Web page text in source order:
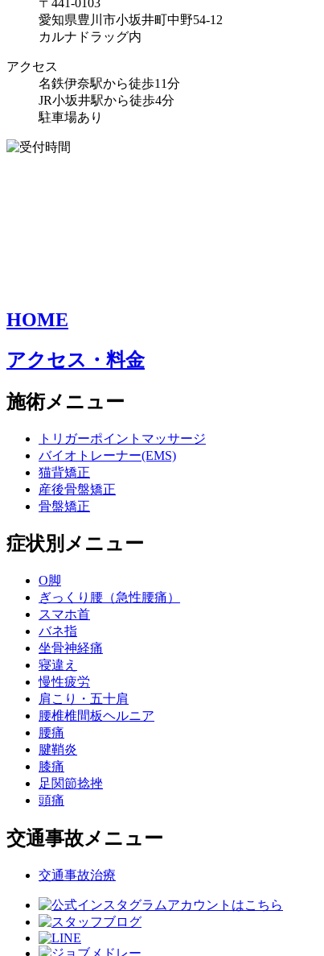
愛知県豊川市小坂井町中野54-12
カルナドラッグ内
アクセス
名鉄伊奈駅から徒歩11分
JR小坂井駅から徒歩4分
駐車場あり
HOME
アクセス・料金
施術メニュー
トリガーポイントマッサージ
バイオトレーナー(EMS)
猫背矯正
産後骨盤矯正
骨盤矯正
症状別メニュー
O脚
ぎっくり腰（急性腰痛）
スマホ首
バネ指
坐骨神経痛
寝違え
慢性疲労
肩こり・五十肩
腰椎椎間板ヘルニア
腰痛
腱鞘炎
膝痛
足関節捻挫
頭痛
交通事故メニュー
交通事故治療